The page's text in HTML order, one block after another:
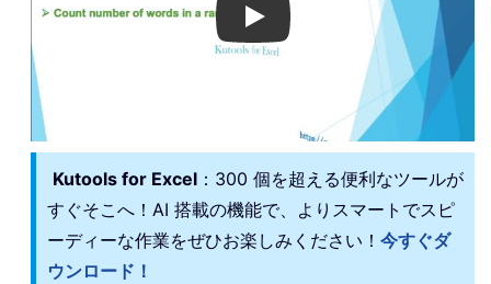
Play
Kutools for Excel ：300 個を超える便利なツールが
すぐそこへ！AI 搭載の機能で、よりスマートでスピ
ーディーな作業をぜひお楽しみください！ 今すぐダ
ウンロード！